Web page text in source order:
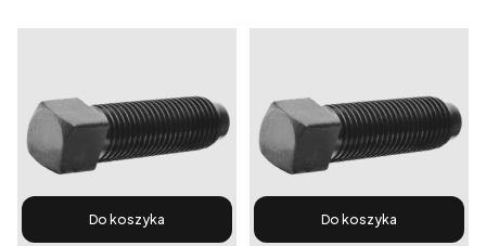
Do koszyka Do koszyka